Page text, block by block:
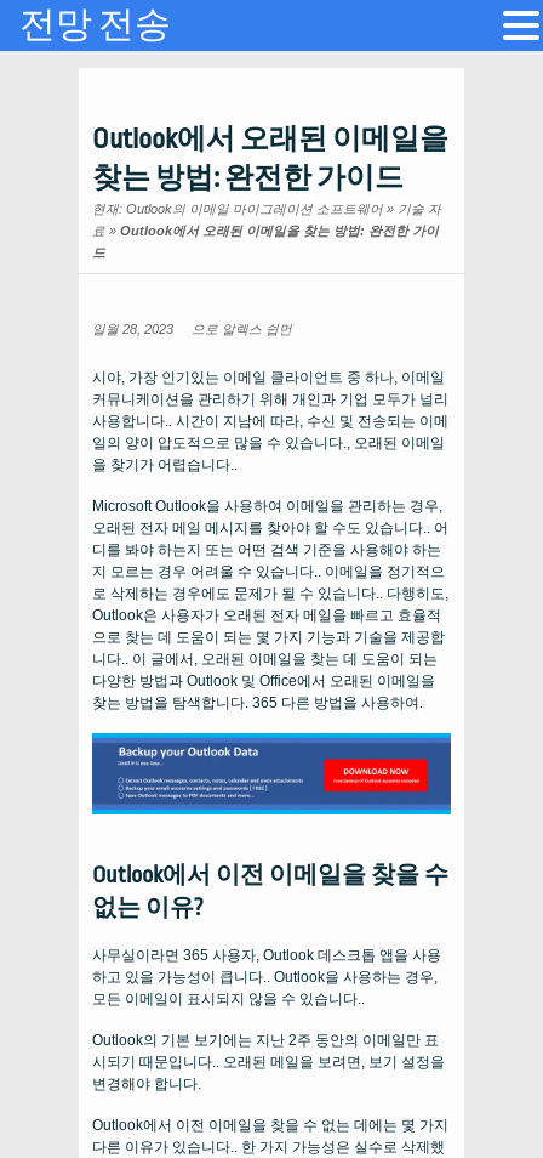
Outlook에서 오래된 이메일을
찾는 방법: 완전한 가이드
현재: Outlook의 이메일 마이그레이션 소프트웨어 » 기술 자
료 » Outlook에서 오래된 이메일을 찾는 방법: 완전한 가이
드
일월 28, 2023 으로 알렉스 쉽먼
시야, 가장 인기있는 이메일 클라이언트 중 하나, 이메일
커뮤니케이션을 관리하기 위해 개인과 기업 모두가 널리
사용합니다.. 시간이 지남에 따라, 수신 및 전송되는 이메
일의 양이 압도적으로 많을 수 있습니다., 오래된 이메일
을 찾기가 어렵습니다..
Microsoft Outlook을 사용하여 이메일을 관리하는 경우,
오래된 전자 메일 메시지를 찾아야 할 수도 있습니다.. 어
디를 봐야 하는지 또는 어떤 검색 기준을 사용해야 하는
지 모르는 경우 어려울 수 있습니다.. 이메일을 정기적으
로 삭제하는 경우에도 문제가 될 수 있습니다.. 다행히도,
Outlook은 사용자가 오래된 전자 메일을 빠르고 효율적
으로 찾는 데 도움이 되는 몇 가지 기능과 기술을 제공합
니다.. 이 글에서, 오래된 이메일을 찾는 데 도움이 되는
다양한 방법과 Outlook 및 Office에서 오래된 이메일을
찾는 방법을 탐색합니다. 365 다른 방법을 사용하여.
Outlook에서 이전 이메일을 찾을 수
없는 이유?
사무실이라면 365 사용자, Outlook 데스크톱 앱을 사용
하고 있을 가능성이 큽니다.. Outlook을 사용하는 경우,
모든 이메일이 표시되지 않을 수 있습니다..
Outlook의 기본 보기에는 지난 2주 동안의 이메일만 표
시되기 때문입니다.. 오래된 메일을 보려면, 보기 설정을
변경해야 합니다.
Outlook에서 이전 이메일을 찾을 수 없는 데에는 몇 가지
다른 이유가 있습니다.. 한 가지 가능성은 실수로 삭제했
전망 전송